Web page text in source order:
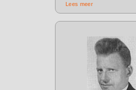
Lees meer